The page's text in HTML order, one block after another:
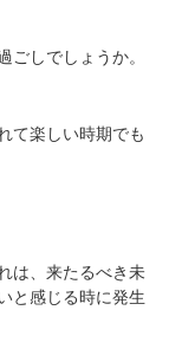
ごしでしょうか。
て楽しい時期でも
は、来たるべき未
と感じる時に発生